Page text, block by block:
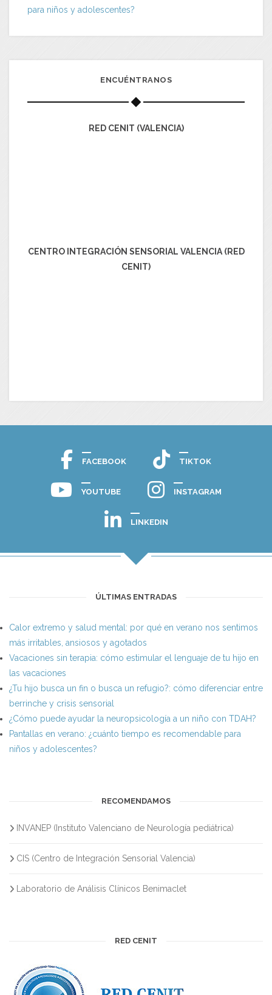
para niños y adolescentes?
ENCUÉNTRANOS
RED CENIT (VALENCIA)
CENTRO INTEGRACIÓN SENSORIAL VALENCIA (RED
CENIT)
FACEBOOK TIKTOK
YOUTUBE INSTAGRAM
LINKEDIN
ÚLTIMAS ENTRADAS
Calor extremo y salud mental: por qué en verano nos sentimos
más irritables, ansiosos y agotados
Vacaciones sin terapia: cómo estimular el lenguaje de tu hijo en
las vacaciones
¿Tu hijo busca un fin o busca un refugio?: cómo diferenciar entre
berrinche y crisis sensorial
¿Cómo puede ayudar la neuropsicología a un niño con TDAH?
Pantallas en verano: ¿cuánto tiempo es recomendable para
niños y adolescentes?
RECOMENDAMOS
INVANEP (Instituto Valenciano de Neurología pediátrica)
CIS (Centro de Integración Sensorial Valencia)
Laboratorio de Análisis Clínicos Benimaclet
RED CENIT